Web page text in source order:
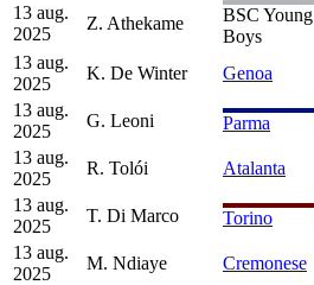
13 aug.
2025
Z. Athekame
BSC Young
Boys
13 aug.
2025
K. De Winter Genoa
13 aug.
2025
G. Leoni Parma
13 aug.
2025
R. Tolói Atalanta
13 aug.
2025
T. Di Marco Torino
13 aug.
2025
M. Ndiaye Cremonese